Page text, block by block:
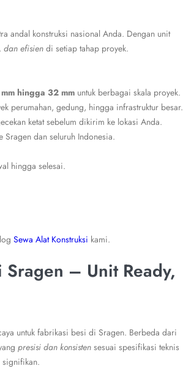
andal konstruksi nasional Anda. Dengan unit
dan efisiendi setiap tahap proyek.
hingga 32 mmuntuk berbagai skala proyek.
perumahan, gedung, hingga infrastruktur besar.
ketat sebelum dikirim ke lokasi Anda.
dan seluruh Indonesia.
hingga selesai.
Sewa Alat Konstruksi kami.
– Unit Ready,
untuk fabrikasi besi di Sragen. Berbeda dari
presisi dan konsisten sesuai spesifikasi teknis
signifikan.